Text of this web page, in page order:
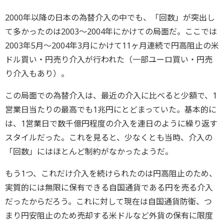
2000年以降の日本の為替介入の中でも、「回数」が突出し
て多かったのは2003～2004年にかけての局面だ。ここでは
2003年5月～2004年3月にかけて11ヶ月連続で円高阻止の米
ドル買い・円売り介入が行われた（一部ユーロ買い・円売
り介入もあり）。
この局面での為替介入は、最近の介入に比べると少額で、1
営業日当たりの最高でも1兆円にとどまっていた。基本的に
は、1営業日で数千億円程度の介入を連日のように繰り返す
スタイルだった。これを見ると、少なくとも当時、介入の
「回数」にはほとんど制約がなかったようだ。
もう1つ、これだけ介入を続けられたのは円高阻止のため、
実質的には無限に保有できる自国通貨である円を売る介入
だったからだろう。これに対して現在は自国通貨防衛、つ
まり円安阻止のため売却する米ドルなど外貨の保有に限度